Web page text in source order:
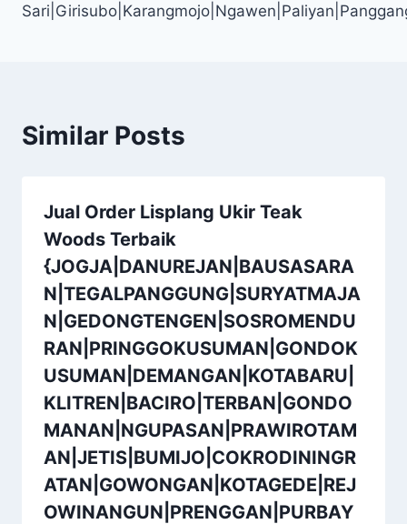
Similar Posts
Jual Order Lisplang Ukir Teak
Woods Terbaik
{JOGJA|DANUREJAN|BAUSASARA
N|TEGALPANGGUNG|SURYATMAJA
N|GEDONGTENGEN|SOSROMENDU
RAN|PRINGGOKUSUMAN|GONDOK
USUMAN|DEMANGAN|KOTABARU|
KLITREN|BACIRO|TERBAN|GONDO
MANAN|NGUPASAN|PRAWIROTAM
AN|JETIS|BUMIJO|COKRODININGR
ATAN|GOWONGAN|KOTAGEDE|REJ
OWINANGUN|PRENGGAN|PURBAY